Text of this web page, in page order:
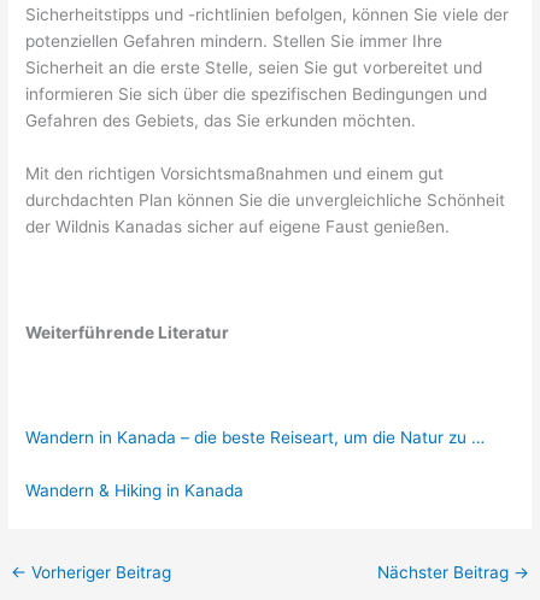
Sicherheitstipps und -richtlinien befolgen, können Sie viele der
potenziellen Gefahren mindern. Stellen Sie immer Ihre
Sicherheit an die erste Stelle, seien Sie gut vorbereitet und
informieren Sie sich über die spezifischen Bedingungen und
Gefahren des Gebiets, das Sie erkunden möchten.
Mit den richtigen Vorsichtsmaßnahmen und einem gut
durchdachten Plan können Sie die unvergleichliche Schönheit
der Wildnis Kanadas sicher auf eigene Faust genießen.
Weiterführende Literatur
Wandern in Kanada – die beste Reiseart, um die Natur zu …
Wandern & Hiking in Kanada
← Vorheriger Beitrag Nächster Beitrag →